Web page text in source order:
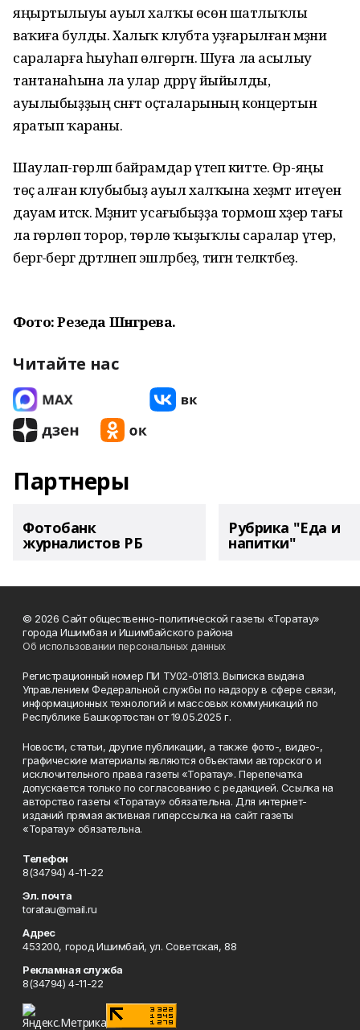
яңыртылыуы ауыл халҡы өсөн шатлыҡлы
ваҡиға булды. Халыҡ клубта уҙғарылған мәҙәни
сараларға һыуһап өлгөргән. Шуға ла асылыу
тантанаһына ла улар дәррәү йыйылды,
ауылыбыҙҙың сәнғәт оҫталарының концертын
яратып ҡараны.
Шаулап-гөрләп байрамдар үтеп китте. Өр-яңы
төҫ алған клубыбыҙ ауыл халҡына хеҙмәт итеүен
дауам итәсәк. Мәҙәниәт усағыбыҙҙа тормош хәҙер тағы
ла гөрлөп торор, төрлө ҡыҙыҡлы саралар үтер,
бергә-бергә дәртләнеп эшләрбеҙ, тигән теләктәбеҙ.
Фото: Резеда Шәнгәрәева.
Читайте нас
Партнеры
Фотобанк
журналистов РБ
Рубрика "Еда и
напитки"
© 2026 Сайт общественно-политической газеты «Торатау»
города Ишимбая и Ишимбайского района
Об использовании персональных данных
Регистрационный номер ПИ ТУ02-01813. Выписка выдана
Управлением Федеральной службы по надзору в сфере связи,
информационных технологий и массовых коммуникаций по
Республике Башкортостан от 19.05.2025 г.
Новости, статьи, другие публикации, а также фото-, видео-,
графические материалы являются объектами авторского и
исключительного права газеты «Торатау». Перепечатка
допускается только по согласованию с редакцией. Ссылка на
авторство газеты «Торатау» обязательна. Для интернет-
изданий прямая активная гиперссылка на сайт газеты
«Торатау» обязательна.
Телефон
8(34794) 4-11-22
Эл. почта
toratau@mail.ru
Адрес
453200, город Ишимбай, ул. Советская, 88
Рекламная служба
8(34794) 4-11-22